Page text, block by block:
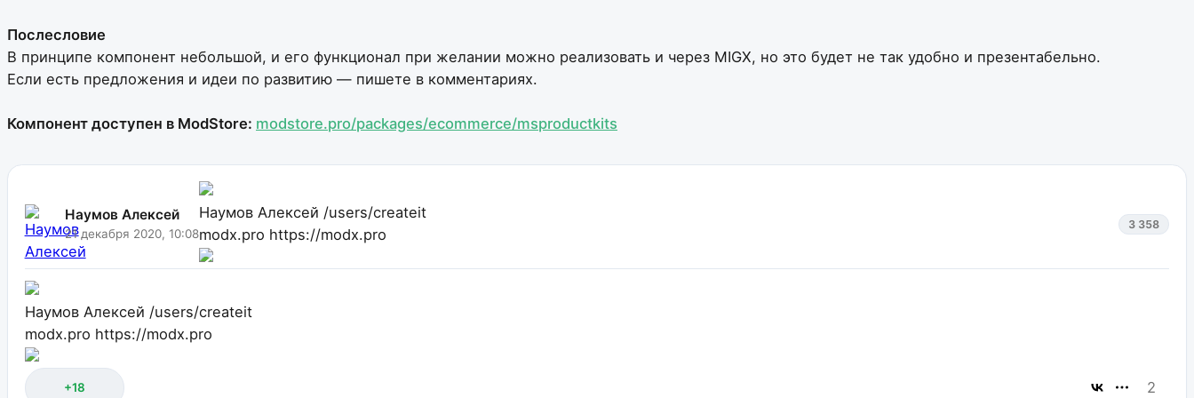
Послесловие
В принципе компонент небольшой, и его функционал при желании можно реализовать и через MIGX, но это будет не так удобно и презентабельно.
Если есть предложения и идеи по развитию — пишете в комментариях.
Компонент доступен в ModStore: modstore.pro/packages/ecommerce/msproductkits
Наумов Алексей
21 декабря 2020, 10:08
Наумов Алексей /users/createit
modx.pro https://modx.pro
3 358
Наумов Алексей /users/createit
modx.pro https://modx.pro
+18 2